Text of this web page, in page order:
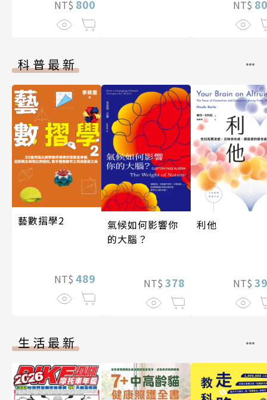
NT$ 800 NT$
科普最新
藝數摺學2
NT$ 489
氣候如何影響你
的大腦？
NT$ 378
利他
NT$
生活最新